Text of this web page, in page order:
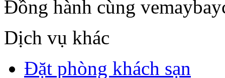
Đồng hành cùng
Dịch vụ khác
Đặt phòng khách sạn